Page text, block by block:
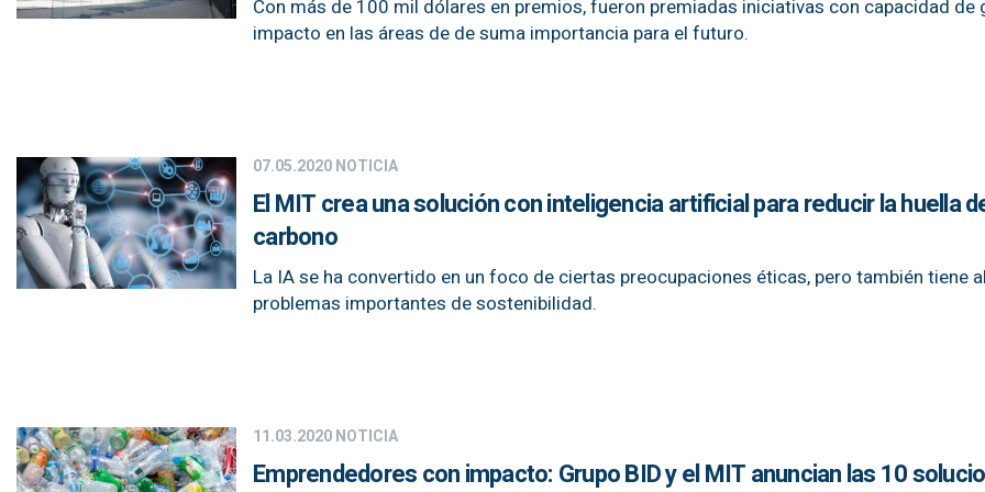
Con más de 100 mil dólares en premios, fueron premiadas iniciativas con capacidad de
impacto en las áreas de de suma importancia para el futuro.
07.05.2020NOTICIA
El MIT crea una solución con inteligencia artificial para reducir la huella
carbono
La IA se ha convertido en un foco de ciertas preocupaciones éticas, pero también tiene
problemas importantes de sostenibilidad.
11.03.2020NOTICIA
Emprendedores con impacto: Grupo BID y el MIT anuncian las 10